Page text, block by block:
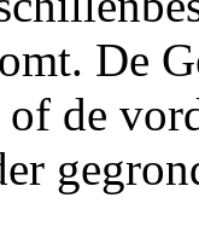
De
of de